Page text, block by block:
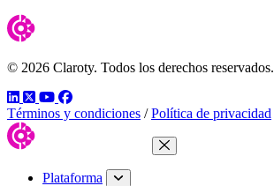
© 2026 Claroty. Todos los derechos reservados.
LinkedIn
TwitterYouTube
Facebook
Términos y condiciones / Política de privacidad
Cerrar menú
Plataforma